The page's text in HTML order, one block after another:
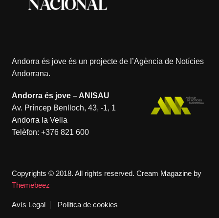
Andorra és jove és un projecte de l’Agència de Notícies
Andorrana.
Andorra és jove – ANISAU
Av. Príncep Benlloch, 43, -1, 1
Andorra la Vella
Telèfon: +376 821 600
Copyrights © 2018. All rights reserved. Cream Magazine by
Themebeez
Avís Legal Política de cookies